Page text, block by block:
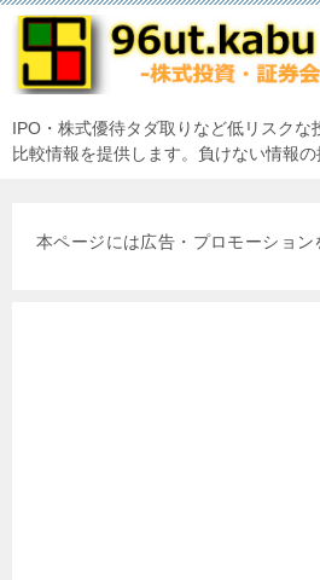
IPO・株式優待タダ取りなど低リスクな
比較情報を提供します。負けない情報の
本ページには広告・プロモーション